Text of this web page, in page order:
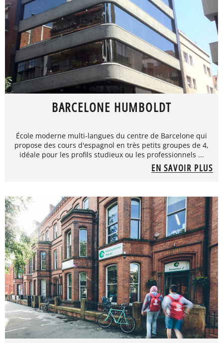
BARCELONE HUMBOLDT
École moderne multi-langues du centre de Barcelone qui
propose des cours d'espagnol en très petits groupes de 4,
idéale pour les profils studieux ou les professionnels ...
EN SAVOIR PLUS